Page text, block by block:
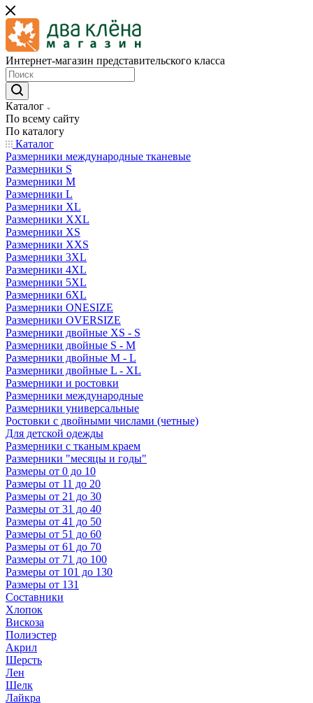
Интернет-магазин представительского класса
Каталог
По всему сайту
По каталогу
Каталог
Размерники международные тканевые
Размерники S
Размерники M
Размерники L
Размерники XL
Размерники XXL
Размерники XS
Размерники XXS
Размерники 3XL
Размерники 4XL
Размерники 5XL
Размерники 6XL
Размерники ONESIZE
Размерники OVERSIZE
Размерники двойные XS - S
Размерники двойные S - M
Размерники двойные M - L
Размерники двойные L - XL
Размерники и ростовки
Размерники международные
Размерники универсальные
Ростовки с двойными числами (четные)
Для детской одежды
Размерники с тканым краем
Размерники "месяцы и годы"
Размеры от 0 до 10
Размеры от 11 до 20
Размеры от 21 до 30
Размеры от 31 до 40
Размеры от 41 до 50
Размеры от 51 до 60
Размеры от 61 до 70
Размеры от 71 до 100
Размеры от 101 до 130
Размеры от 131
Составники
Хлопок
Вискоза
Полиэстер
Акрил
Шерсть
Лен
Шелк
Лайкра